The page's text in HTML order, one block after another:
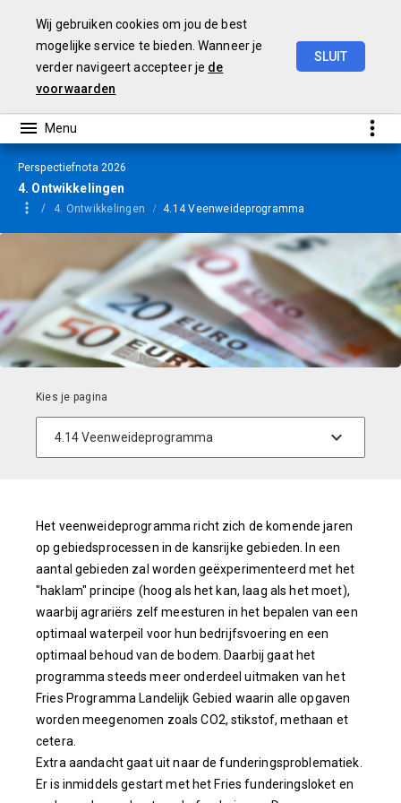
Wij gebruiken cookies om jou de best
mogelijke service te bieden. Wanneer je
verder navigeert accepteer je de
voorwaarden
SLUIT
Perspectiefnota 2026
4. Ontwikkelingen
4. Ontwikkelingen 4.14 Veenweideprogramma
Het veenweideprogramma richt zich de komende jaren
op gebiedsprocessen in de kansrijke gebieden. In een
aantal gebieden zal worden geëxperimenteerd met het
"haklam" principe (hoog als het kan, laag als het moet),
waarbij agrariërs zelf meesturen in het bepalen van een
optimaal waterpeil voor hun bedrijfsvoering en een
optimaal behoud van de bodem. Daarbij gaat het
programma steeds meer onderdeel uitmaken van het
Fries Programma Landelijk Gebied waarin alle opgaven
worden meegenomen zoals CO2, stikstof, methaan et
cetera.
Extra aandacht gaat uit naar de funderingsproblematiek.
Er is inmiddels gestart met het Fries funderingsloket en